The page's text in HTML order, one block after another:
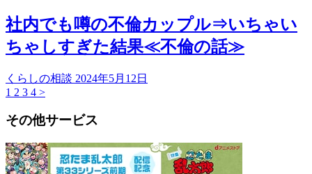
社内でも噂の不倫カップル⇒いちゃい
ちゃしすぎた結果≪不倫の話≫
くらしの相談 2024年5月12日
1 2 3 4 >
その他サービス